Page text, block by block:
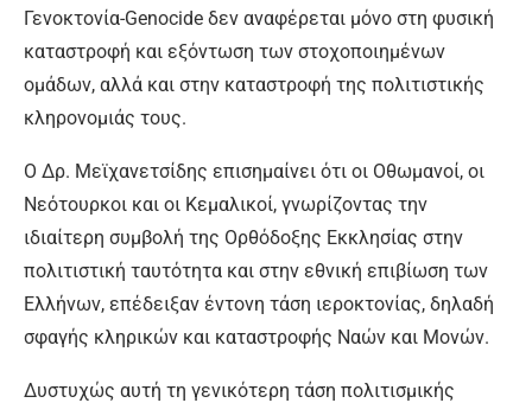
Γενοκτονία-Genocide δεν αναφέρεται μόνο στη φυσική
καταστροφή και εξόντωση των στοχοποιημένων
ομάδων, αλλά και στην καταστροφή της πολιτιστικής
κληρονομιάς τους.
Ο Δρ. Μεϊχανετσίδης επισημαίνει ότι οι Οθωμανοί, οι
Νεότουρκοι και οι Κεμαλικοί, γνωρίζοντας την
ιδιαίτερη συμβολή της Ορθόδοξης Εκκλησίας στην
πολιτιστική ταυτότητα και στην εθνική επιβίωση των
Ελλήνων, επέδειξαν έντονη τάση ιεροκτονίας, δηλαδή
σφαγής κληρικών και καταστροφής Ναών και Μονών.
Δυστυχώς αυτή τη γενικότερη τάση πολιτισμικής